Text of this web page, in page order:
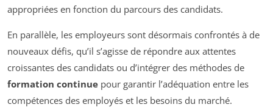
appropriées en fonction du parcours des candidats.
En parallèle, les employeurs sont désormais confrontés à de
nouveaux défis, qu’il s’agisse de répondre aux attentes
croissantes des candidats ou d’intégrer des méthodes de
formation continue pour garantir l’adéquation entre les
compétences des employés et les besoins du marché.